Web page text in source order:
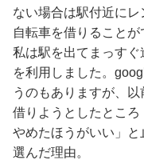
ない場合は駅付近に
自転車を借りることが
私は駅を出てまっす
を利用しました。
うのもありますが、
借りようとしたとこ
やめたほうがいい」
選んだ理由。